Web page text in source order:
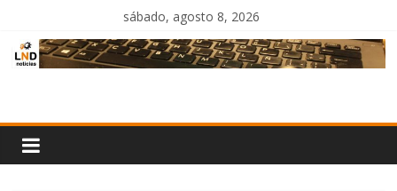
contenido
sábado, agosto 8, 2026
Noticias